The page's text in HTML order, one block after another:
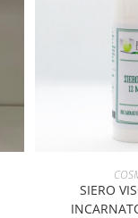
AGGIUNGI
SIERO